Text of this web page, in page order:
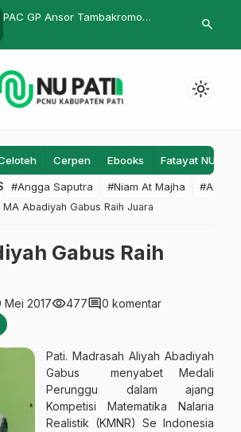
PAC GP Ansor Tambakromo
Rangkaian Konferancab X
Perkuat
Muhammad
search
light_mode
Cerpen Ebooks Fatayat NU
#Angga Saputra #Niam At Majha #Admin
MA Abadiyah Gabus Raih Juara
Gabus Raih
Mei 2017visibility477comment0 komentar
Pati. Madrasah Aliyah Abadiyah
Gabus
menyabet Medali
Perunggu dalam ajang
Kompetisi Matematika Nalaria
Realistik (KMNR) Se Indonesia